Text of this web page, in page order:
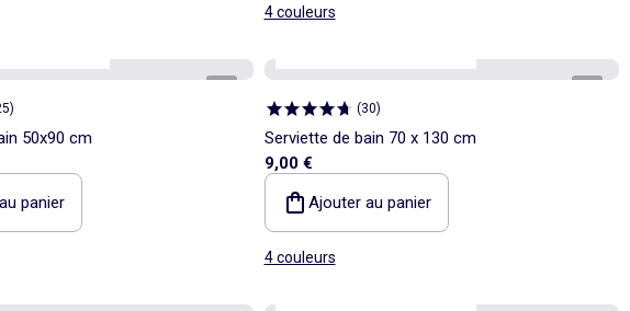
4 couleurs
)
50x90 cm
panier
(30)
Serviette de bain 70 x 130 cm
9,00 €
Ajouter au panier
4 couleurs